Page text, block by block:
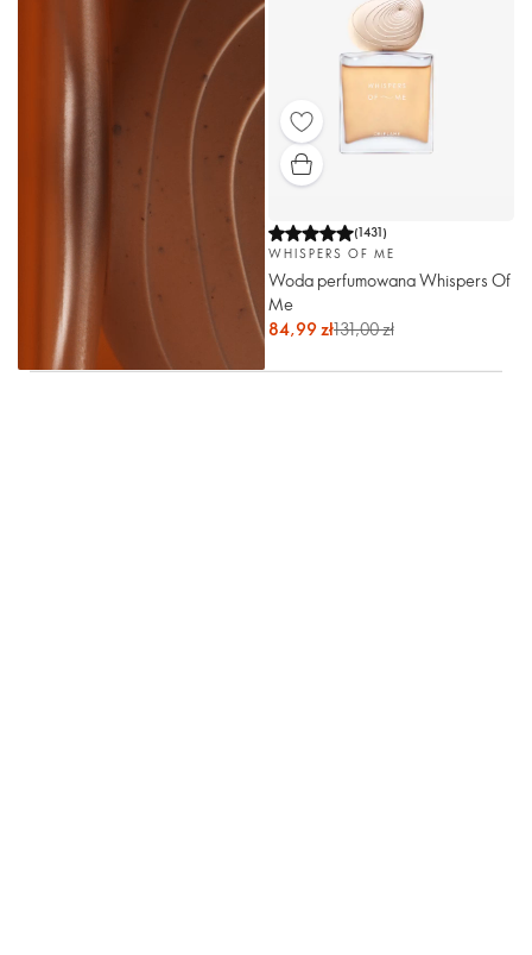
(1431)
WHISPERS OF ME
Woda perfumowana Whispers Of
Me
84,99 zł131,00 zł